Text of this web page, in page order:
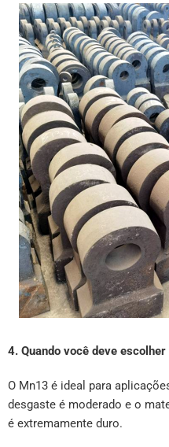
4. Quando você deve
O Mn13 é ideal para
desgaste é moderado e o
é extremamente duro.